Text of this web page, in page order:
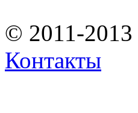
© 2011-2013
Контакты